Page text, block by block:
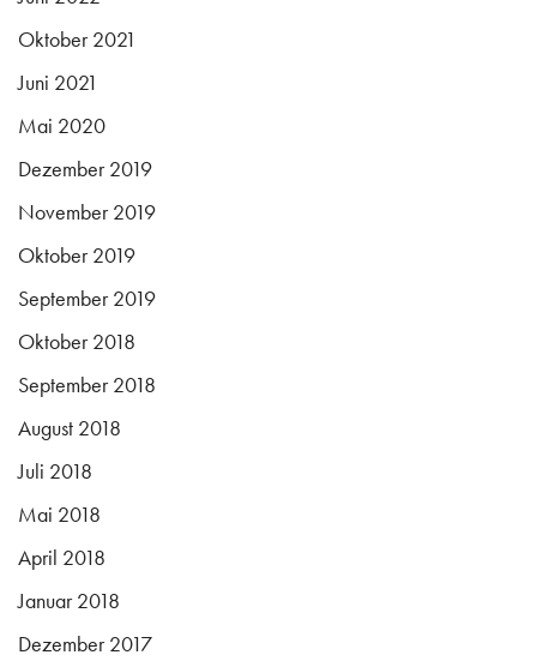
Oktober 2021
Juni 2021
Mai 2020
Dezember 2019
November 2019
Oktober 2019
September 2019
Oktober 2018
September 2018
August 2018
Juli 2018
Mai 2018
April 2018
Januar 2018
Dezember 2017